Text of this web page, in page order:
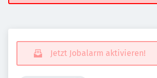
Jetzt Jobalarm aktivieren!